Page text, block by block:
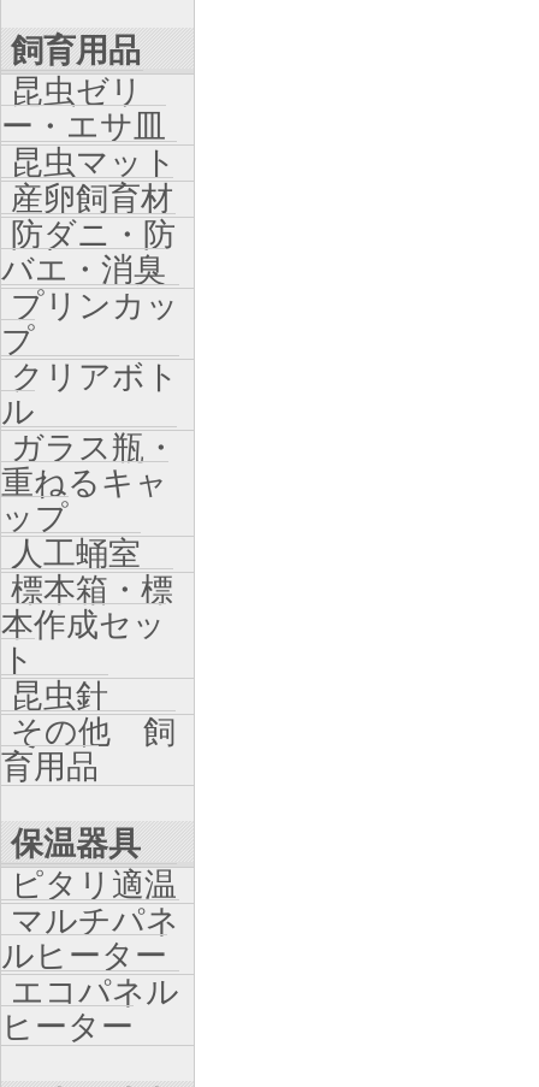
飼育用品
昆虫ゼリ
ー・エサ皿
昆虫マット
産卵飼育材
防ダニ・防
バエ・消臭
プリンカッ
プ
クリアボト
ル
ガラス瓶・
重ねるキャ
ップ
人工蛹室
標本箱・標
本作成セッ
ト
昆虫針
その他 飼
育用品
保温器具
ピタリ適温
マルチパネ
ルヒーター
エコパネル
ヒーター